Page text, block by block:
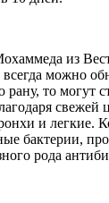
из
можно
рану, то
и
бактерии,
рода